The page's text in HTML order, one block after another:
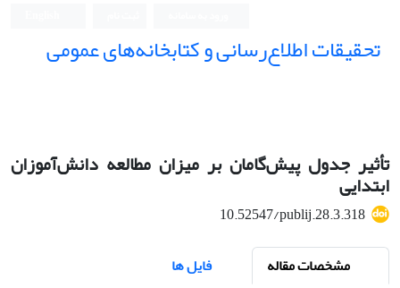
تحقیقات اطلاع‌رسانی و کتابخانه‌های عمومی
تأثیر جدول پیش‌گامان بر میزان مطالعه دانش‌آموزان
ابتدایی
10.52547/publij.28.3.318
مشخصات مقاله
فایل ها